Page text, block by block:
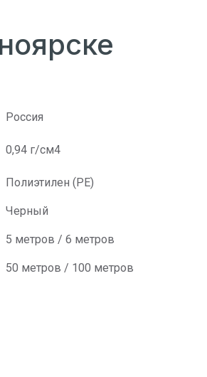
Россия
0,94 г/см4
Полиэтилен (PE)
Черный
5 метров / 6 метров
50 метров / 100 метров